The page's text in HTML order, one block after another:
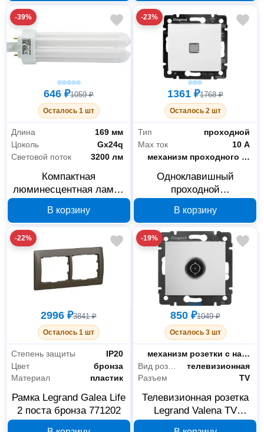
E27, 30 Вт, 4200 К
-39%
646 ₽1059 ₽
Осталось 1 шт
Длина
169 мм
Цоколь
Gх24q
Световой поток
3200 лм
Компактная
люминесцентная лампа
4050300425641, 42 Вт,
GX24q
В корзину
-23%
1361 ₽1768 ₽
Осталось 2 шт
Тип
проходной
Max ток
10 А
Тип комплектации
механизм проходного переключателя с накладкой
Одноклавишный
проходной
подсветкой Legrand
Valena 774426
В корзину
-22%
2996 ₽3841 ₽
Осталось 1 шт
Степень защиты
IP20
Цвет
бронза
Материал
пластик
Рамка Legrand Galea Life
2 поста бронза 771202
-19%
850 ₽1049 ₽
Осталось 3 шт
Тип комплектации
механизм розетки с накладкой
Вид розетки
телевизионная
Разъем
TV
Телевизионная розетка
Legrand Valena TV